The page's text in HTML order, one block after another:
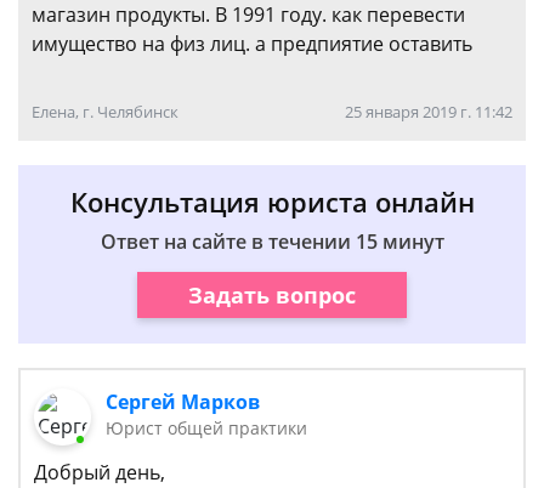
магазин продукты. В 1991 году. как перевести
имущество на физ лиц. а предпиятие оставить
Елена, г. Челябинск 25 января 2019 г. 11:42
Консультация юриста онлайн
Ответ на сайте в течении 15 минут
Задать вопрос
Сергей Марков
Юрист общей практики
Добрый день,